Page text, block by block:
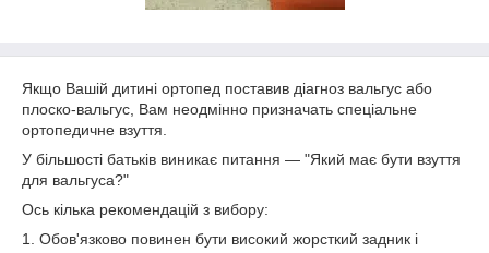
Якщо Вашій дитині ортопед поставив діагноз вальгус або
плоско-вальгус, Вам неодмінно призначать спеціальне
ортопедичне взуття.
У більшості батьків виникає питання ― "Який має бути взуття
для вальгуса?"
Ось кілька рекомендацій з вибору:
1. Обов'язково повинен бути високий жорсткий задник і